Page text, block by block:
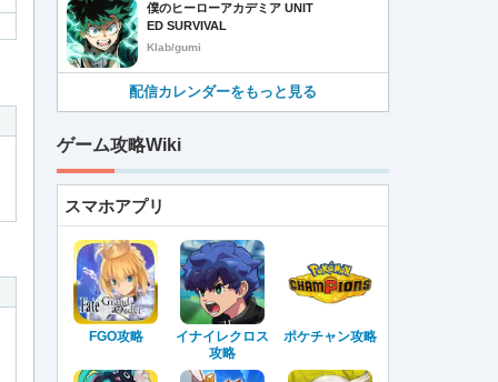
僕のヒーローアカデミア UNIT
ED SURVIVAL
Klab/gumi
配信カレンダーをもっと見る
ゲーム攻略Wiki
スマホアプリ
FGO攻略
イナイレクロス
攻略
ポケチャン攻略